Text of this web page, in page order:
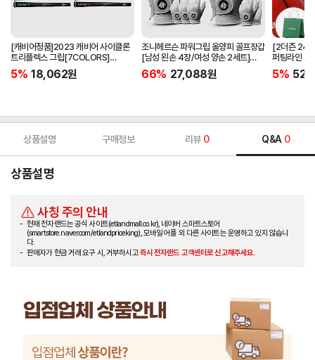
[캐비어정품]2023 캐비어 사이클론
트리플렉스 그립[7COLORS]
[라운드][39g/42g/46g/50g]
[R/S 토크]
5% 18,062원
조니헤르슨 파워그립 올양피 골프장갑
[남성 왼손 4장/여성 양손 2세트]
[화이트][케이스포함]
66% 27,088원
[2더즌 24
퍼팅라인 고
골프
5%
상품설명 구매정보 리뷰 0 Q&A 0
상품설명
사칭 주의 안내
현재 전자랜드는 공식 사이트(etlandmall.co.kr), 네이버 스마트스토어
(smartstore.naver.com/etlandpriceking), 모바일 어플 외 다른 사이트는 운영하고 있지 않습니
다.
판매자가 현금 거래 요구 시, 거부하시고즉시 전자랜드 고객센터로 신고해주세요.